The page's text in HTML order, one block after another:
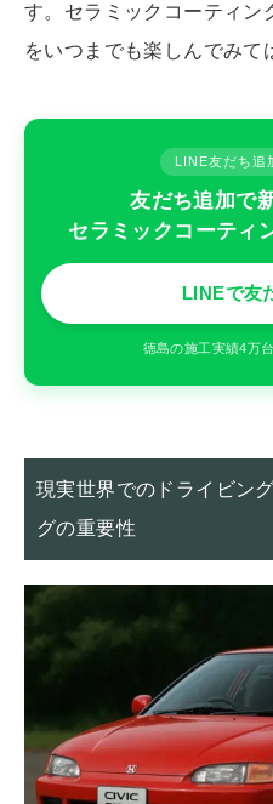
す。セラミックコーティン
をいつまでも楽しんでみて
LINE友だち追
友だち追加で
セラミックコーティ
LINEで友
徳島の施工実績4万
現実世界でのドライビン
グの重要性